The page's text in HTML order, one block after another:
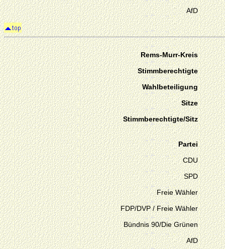
AfD
Rems-Murr-Kreis
Stimmberechtigte
Wahlbeteiligung
Sitze
Stimmberechtigte/Sitz
Partei
CDU
SPD
Freie Wähler
FDP/DVP / Freie Wähler
Bündnis 90/Die Grünen
AfD